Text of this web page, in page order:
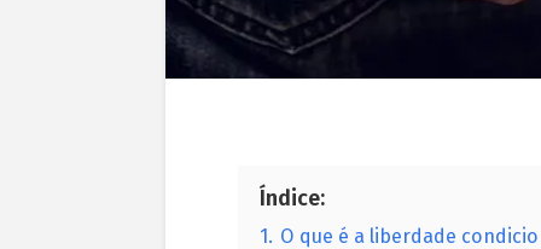
Índice:
1. O que é a liberdade